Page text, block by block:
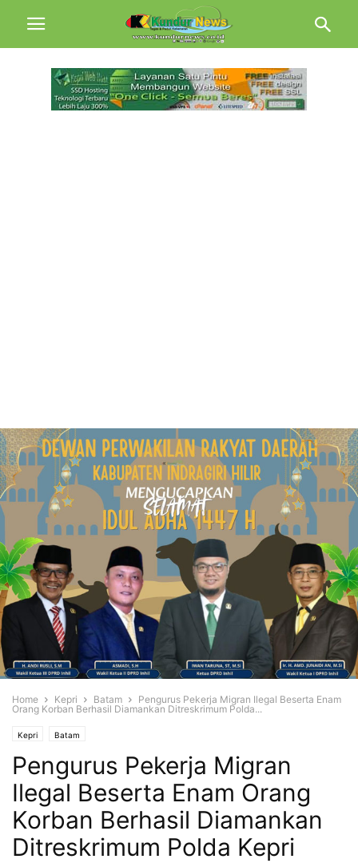
Home Kepri Batam
Pengurus Pekerja Migran Ilegal Beserta Enam
Orang Korban Berhasil Diamankan Ditreskrimum Polda...
Kepri Batam
Pengurus Pekerja Migran
Ilegal Beserta Enam Orang
Korban Berhasil Diamankan
Ditreskrimum Polda Kepri